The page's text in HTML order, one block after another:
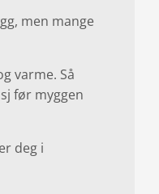
men mange
varme. Så
før myggen
deg i